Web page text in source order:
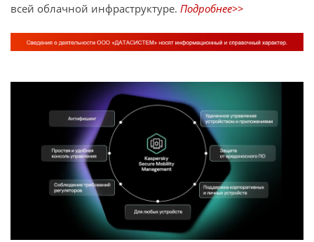
всей облачной инфраструктуре. Подробнее>>